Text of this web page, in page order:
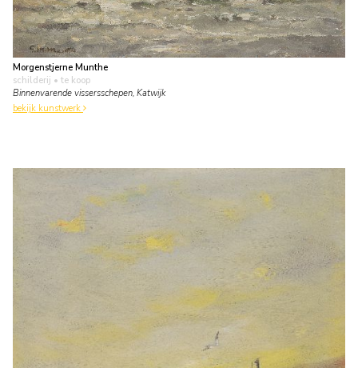
Morgenstjerne Munthe
schilderij • te koop
Binnenvarende vissersschepen, Katwijk
bekijk kunstwerk